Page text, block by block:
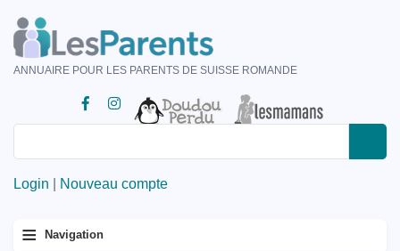
au
contenu
principal
ANNUAIRE POUR LES PARENTS DE SUISSE ROMANDE
Login Nouveau compte
Menu
≡ Navigation